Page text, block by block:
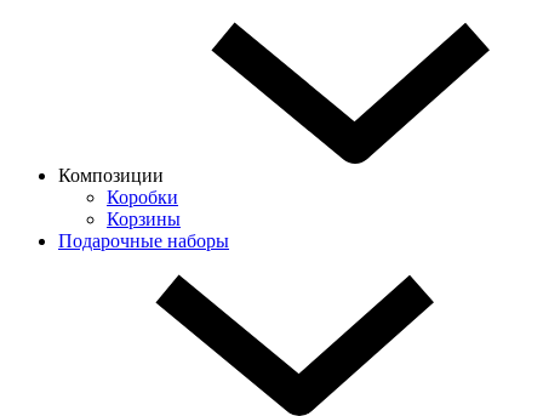
Композиции
Коробки
Корзины
Подарочные наборы